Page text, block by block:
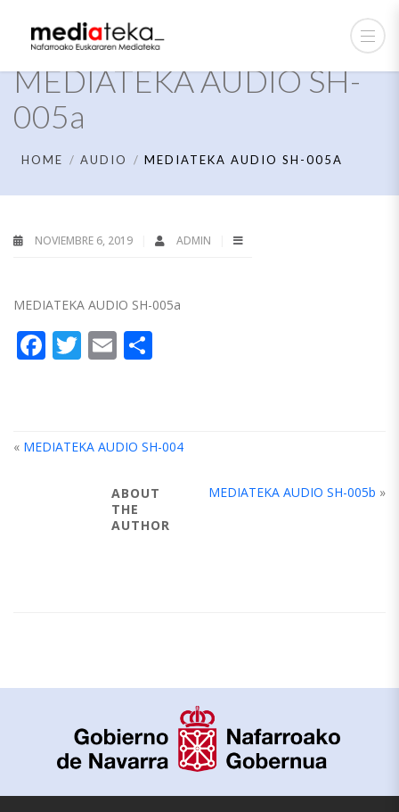
MEDIATEKA AUDIO SH-
005a
HOME AUDIO MEDIATEKA AUDIO SH-005A
NOVIEMBRE 6, 2019 ADMIN
MEDIATEKA AUDIO SH-005a
Facebook
Twitter
Email
« MEDIATEKA AUDIO SH-004
MEDIATEKA AUDIO SH-005b »
ABOUT
THE
AUTHOR